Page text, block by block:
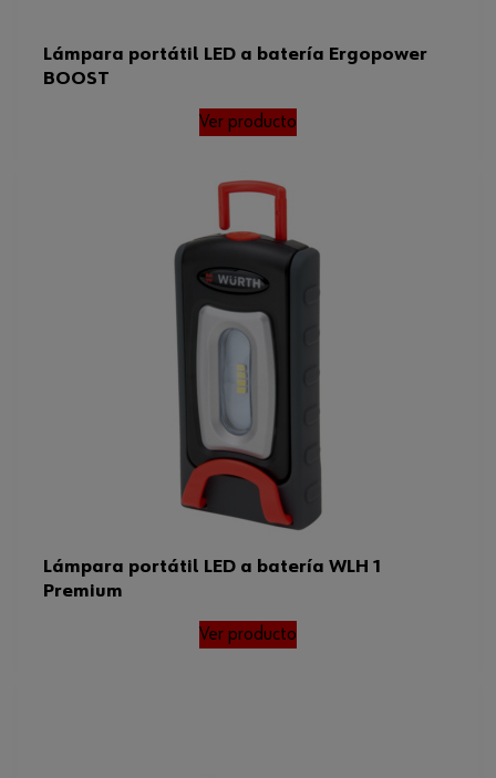
Lámpara portátil LED a batería Ergopower
BOOST
Ver producto
Lámpara portátil LED a batería WLH 1
Premium
Ver producto